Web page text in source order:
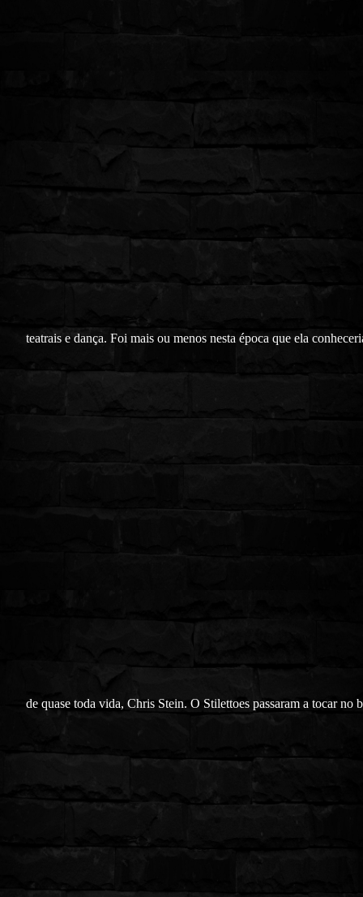
teatrais e dança. Foi mais ou menos nesta época que ela
de quase toda vida, Chris Stein. O Stilettoes passaram a tocar no